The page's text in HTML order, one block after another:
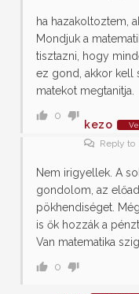
ha hazakoltoztem,
Mondjuk a
tisztazni, hogy
ez gond, akkor kell
matekot megtanitja.
0
kezo
Reply to
Nem irigyellek. A
gondolom, az
pökhendiséget.
is ők hozzák a pénzt.
Van matematika
0